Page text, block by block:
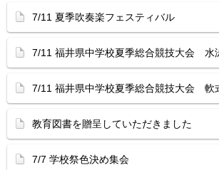
7/11 夏季吹奏楽フェスティバル
7/11 福井県中学校夏季総合競技大会 水
7/11 福井県中学校夏季総合競技大会 軟
教育図書を贈呈していただきました
7/7 学校祭色決め集会